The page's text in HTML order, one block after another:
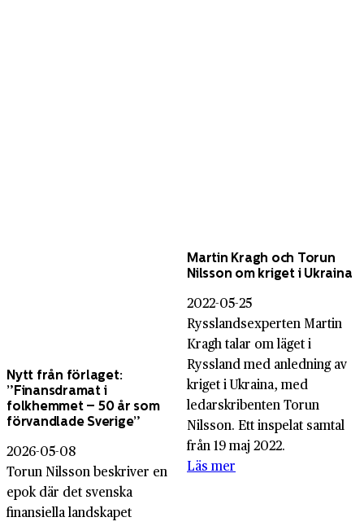
Nytt från förlaget:
”Finansdramat i
folkhemmet – 50 år som
förvandlade Sverige”
2026-05-08
Torun Nilsson beskriver en
epok där det svenska
finansiella landskapet
Martin Kragh och Torun
Nilsson om kriget i Ukraina
2022-05-25
Rysslandsexperten Martin
Kragh talar om läget i
Ryssland med anledning av
kriget i Ukraina, med
ledarskribenten Torun
Nilsson. Ett inspelat samtal
från 19 maj 2022.
Läs mer